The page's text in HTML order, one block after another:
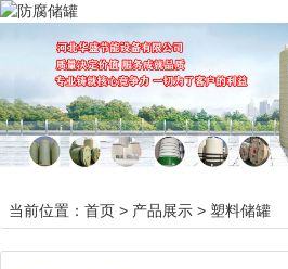
当前位置： 首页 > 产品展示 > 塑料储罐